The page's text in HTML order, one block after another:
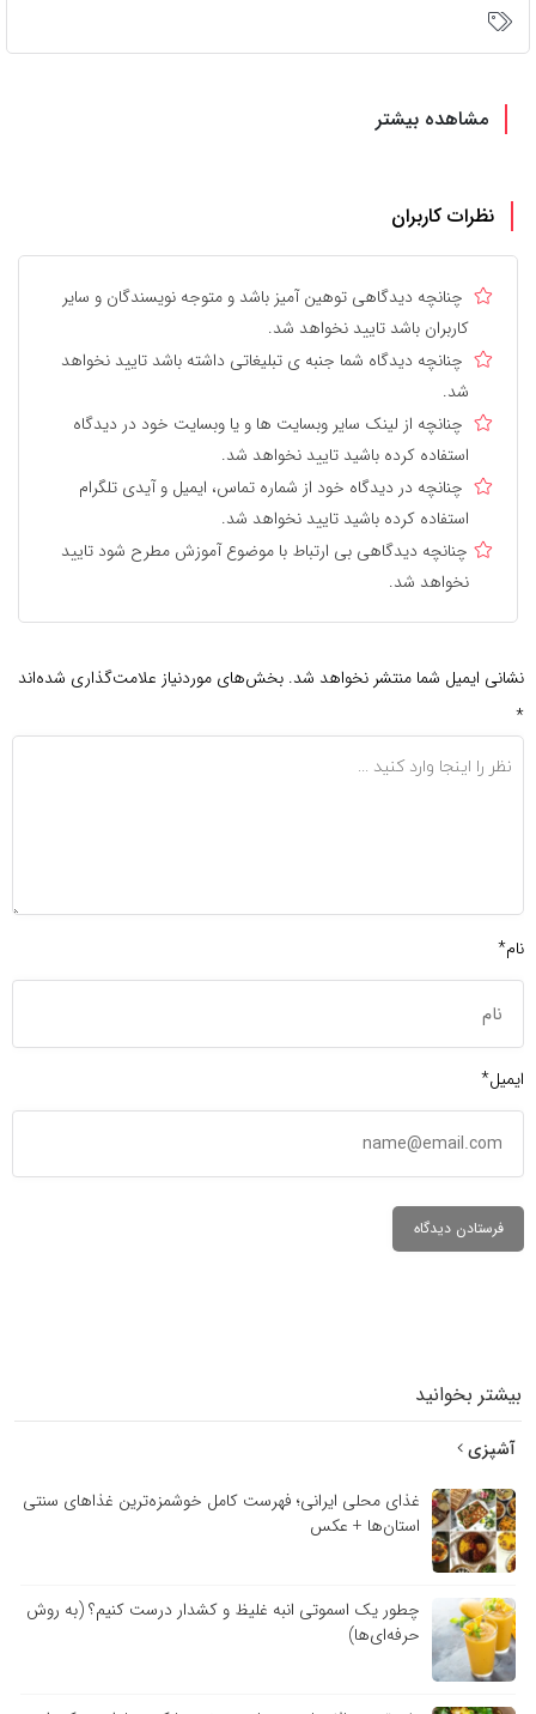
مشاهده بیشتر
نظرات کاربران
چنانچه دیدگاهی توهین آمیز باشد و متوجه نویسندگان و سایر
کاربران باشد تایید نخواهد شد.
چنانچه دیدگاه شما جنبه ی تبلیغاتی داشته باشد تایید نخواهد
شد.
چنانچه از لینک سایر وبسایت ها و یا وبسایت خود در دیدگاه
استفاده کرده باشید تایید نخواهد شد.
چنانچه در دیدگاه خود از شماره تماس، ایمیل و آیدی تلگرام
استفاده کرده باشید تایید نخواهد شد.
چنانچه دیدگاهی بی ارتباط با موضوع آموزش مطرح شود تایید
نخواهد شد.
نشانی ایمیل شما منتشر نخواهد شد. بخش‌های موردنیاز علامت‌گذاری شده‌اند
*
نام*
ایمیل*
بیشتر بخوانید
آشپزی
غذای محلی ایرانی؛ فهرست کامل خوشمزه‌ترین غذاهای سنتی
استان‌ها + عکس
چطور یک اسموتی انبه غلیظ و کشدار درست کنیم؟ (به روش
حرفه‌ای‌ها)